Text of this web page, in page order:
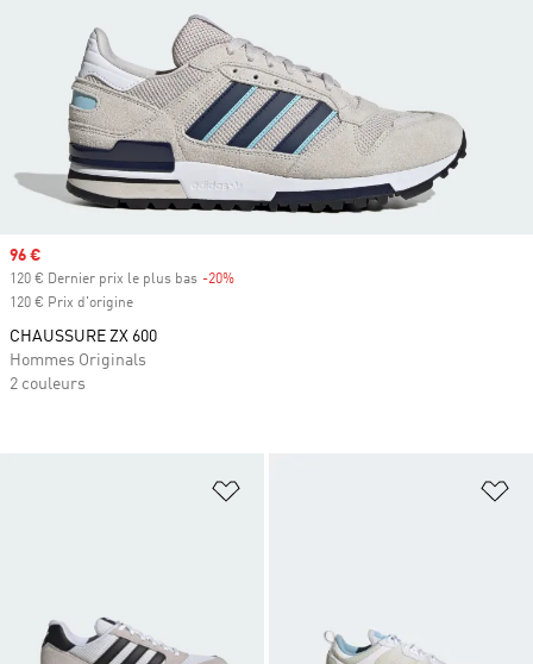
Ajouter à la Liste de produits
Prix soldé
96 €
120 € Dernier prix le plus bas -20%
120 € Prix d'origine
CHAUSSURE ZX 600
Hommes Originals
2 couleurs